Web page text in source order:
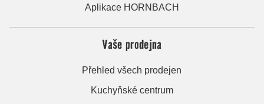
Aplikace HORNBACH
Vaše prodejna
Přehled všech prodejen
Kuchyňské centrum